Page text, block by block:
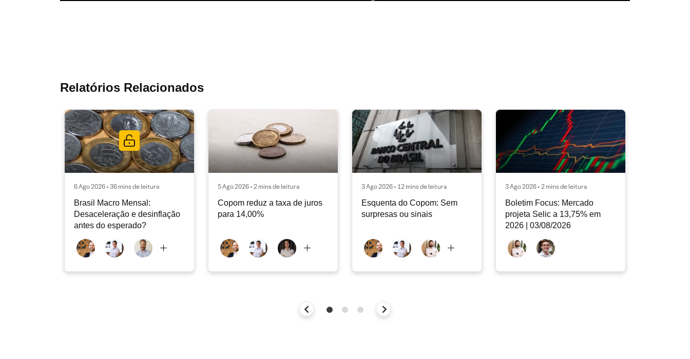
Relatórios Relacionados
6 Ago 2026 • 36 mins de leitura
Brasil Macro Mensal:
Desaceleração e desinflação
antes do esperado?
5 Ago 2026 • 2 mins de leitura
Copom reduz a taxa de juros
para 14,00%
3 Ago 2026 • 12 mins de leitura
Esquenta do Copom: Sem
surpresas ou sinais
3 Ago 2026 • 2 mins de leitura
Boletim Focus: Mercado
projeta Selic a 13,75% em
2026 | 03/08/2026